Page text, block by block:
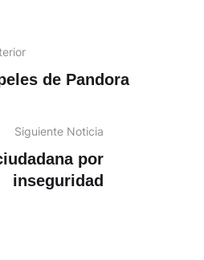
de Pandora
Siguiente Noticia
por
inseguridad